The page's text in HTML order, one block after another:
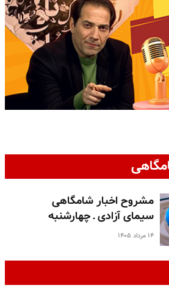
مشروح اخبار شامگاهی
سیمای آزادی ـ چهارشنبه
۱۴ مرداد ۱۴۰۵